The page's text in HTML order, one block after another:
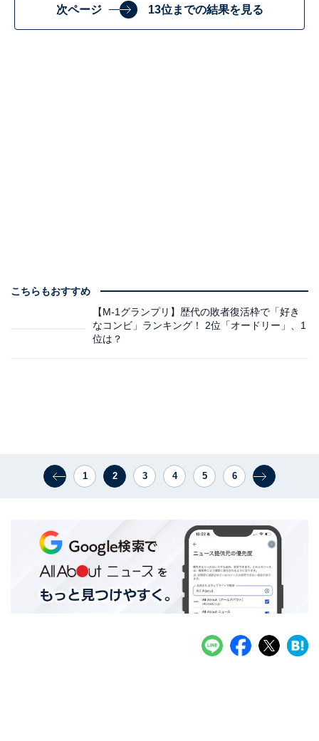
次ページ 13位までの結果を見る
こちらもおすすめ
【M-1グランプリ】歴代の敗者復活枠で「好き
なコンビ」ランキング！ 2位「オードリー」、1
位は？
1 2 3 4 5 6